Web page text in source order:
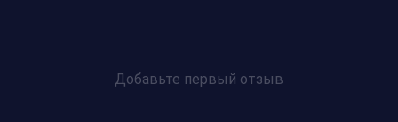
Добавьте первый отзыв